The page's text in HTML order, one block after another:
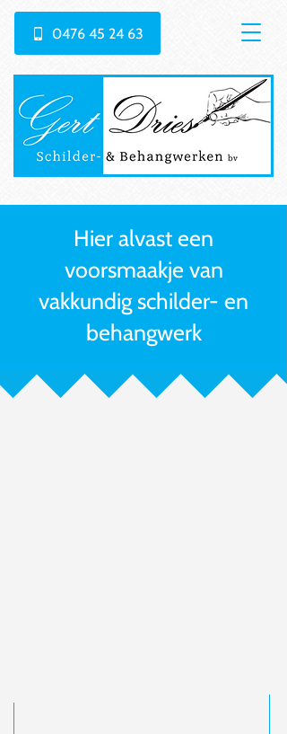
0476 45 24 63
Hier alvast een
voorsmaakje van
vakkundig schilder- en
behangwerk